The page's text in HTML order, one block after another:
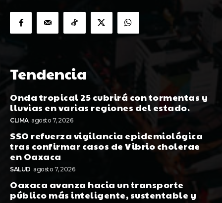
Tendencia
Onda tropical 25 cubrirá con tormentas y
lluvias en varias regiones del estado.
CLIMA agosto 7, 2026
SSO refuerza vigilancia epidemiológica
tras confirmar casos de Vibrio cholerae
en Oaxaca
SALUD agosto 7, 2026
Oaxaca avanza hacia un transporte
público más inteligente, sustentable y